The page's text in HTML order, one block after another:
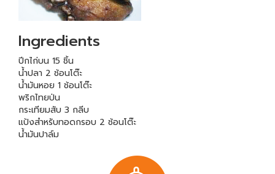
Ingredients
ปีกไก่บน 15 ชิ้น
น้ำปลา 2 ช้อนโต๊ะ
น้ำมันหอย 1 ช้อนโต๊ะ
พริกไทยป่น
กระเทียมสับ 3 กลีบ
แป้งสำหรับทอดกรอบ 2 ช้อนโต๊ะ
น้ำมันปาล์ม